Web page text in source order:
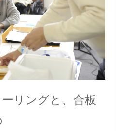
リングと、合板